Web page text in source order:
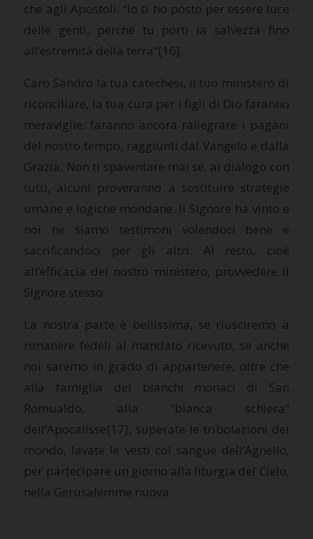
che agli Apostoli: “Io ti ho posto per essere luce
delle genti, perché tu porti la salvezza fino
all’estremità della terra”[16].
Caro Sandro la tua catechesi, il tuo ministero di
riconciliare, la tua cura per i figli di Dio faranno
meraviglie: faranno ancora rallegrare i pagani
del nostro tempo, raggiunti dal Vangelo e dalla
Grazia. Non ti spaventare mai se, al dialogo con
tutti, alcuni proveranno a sostituire strategie
umane e logiche mondane. Il Signore ha vinto e
noi ne siamo testimoni volendoci bene e
sacrificandoci per gli altri. Al resto, cioè
all’efficacia del nostro ministero, provvedere il
Signore stesso.
La nostra parte è bellissima, se riusciremo a
rimanere fedeli al mandato ricevuto, se anche
noi saremo in grado di appartenere, oltre che
alla famiglia dei bianchi monaci di San
Romualdo, alla “bianca schiera”
dell’Apocalisse[17], superate le tribolazioni del
mondo, lavate le vesti col sangue dell’Agnello,
per partecipare un giorno alla liturgia del Cielo,
nella Gerusalemme nuova.